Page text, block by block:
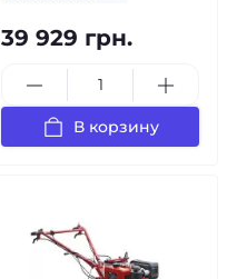
39 929 грн.
В корзину